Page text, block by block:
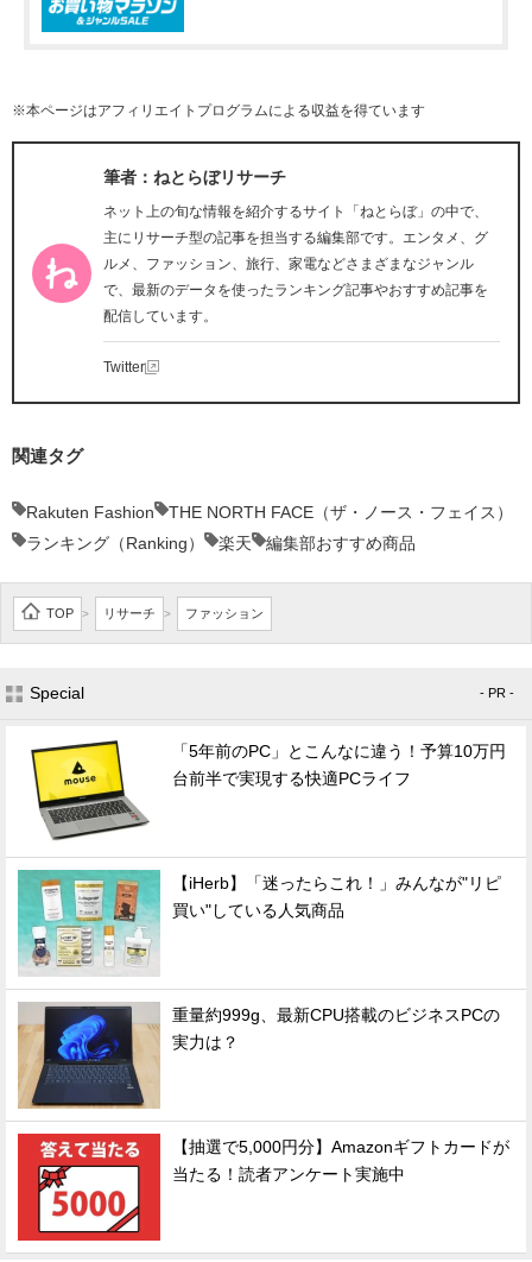
※本ページはアフィリエイトプログラムによる収益を得ています
筆者：ねとらぼリサーチ
ネット上の旬な情報を紹介するサイト「ねとらぼ」の中で、
主にリサーチ型の記事を担当する編集部です。エンタメ、グ
ルメ、ファッション、旅行、家電などさまざまなジャンル
で、最新のデータを使ったランキング記事やおすすめ記事を
配信しています。
Twitter
関連タグ
Rakuten Fashion
THE NORTH FACE（ザ・ノース・フェイス）
ランキング（Ranking）
楽天 編集部おすすめ商品
TOP > リサーチ > ファッション
Special - PR -
「5年前のPC」とこんなに違う！予算10万円
台前半で実現する快適PCライフ
【iHerb】「迷ったらこれ！」みんなが"リピ
買い"している人気商品
重量約999g、最新CPU搭載のビジネスPCの
実力は？
【抽選で5,000円分】Amazonギフトカードが
当たる！読者アンケート実施中